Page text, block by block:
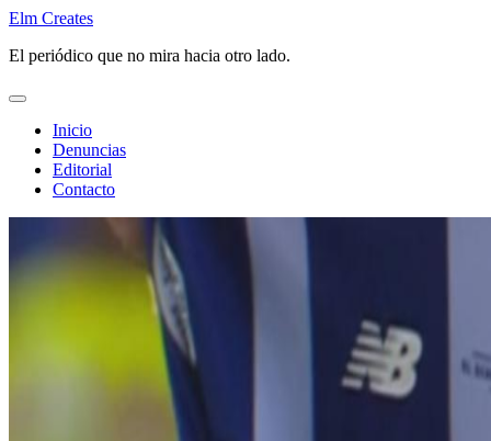
Saltar
contenido
Elm Creates
El periódico que no mira hacia otro lado.
Inicio
Denuncias
Editorial
Contacto